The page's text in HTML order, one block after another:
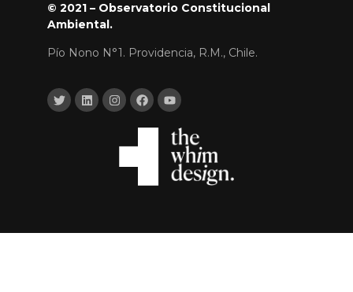
© 2021 – Observatorio Constitucional
Ambiental.
Pío Nono N°1. Providencia, R.M., Chile.